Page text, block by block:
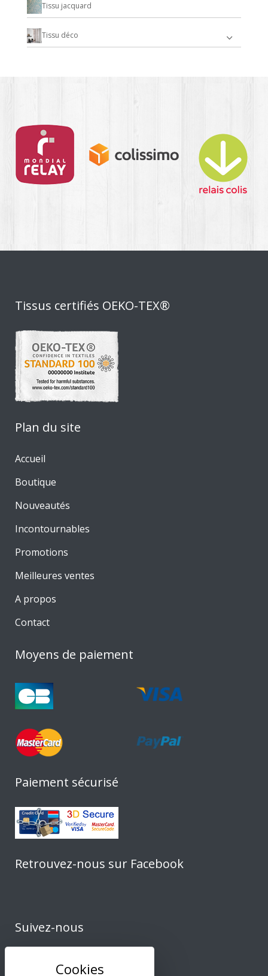
Tissu jacquard
Tissu déco
Tissus certifiés OEKO-TEX®
Plan du site
Accueil
Boutique
Nouveautés
Incontournables
Promotions
Meilleures ventes
A propos
Contact
Moyens de paiement
Paiement sécurisé
Retrouvez-nous sur Facebook
Suivez-nous